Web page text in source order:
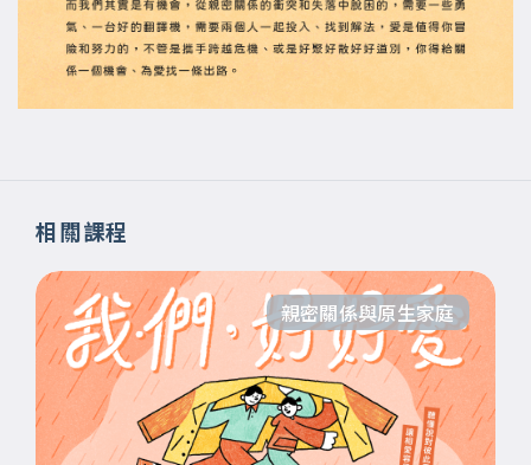
相關課程
親密關係與原生家庭